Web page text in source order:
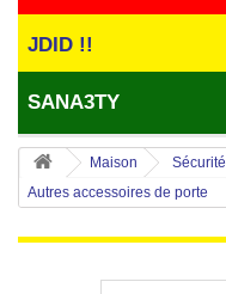
JDID !!
SANA3TY
Maison Sécurité
Autres accessoires de porte